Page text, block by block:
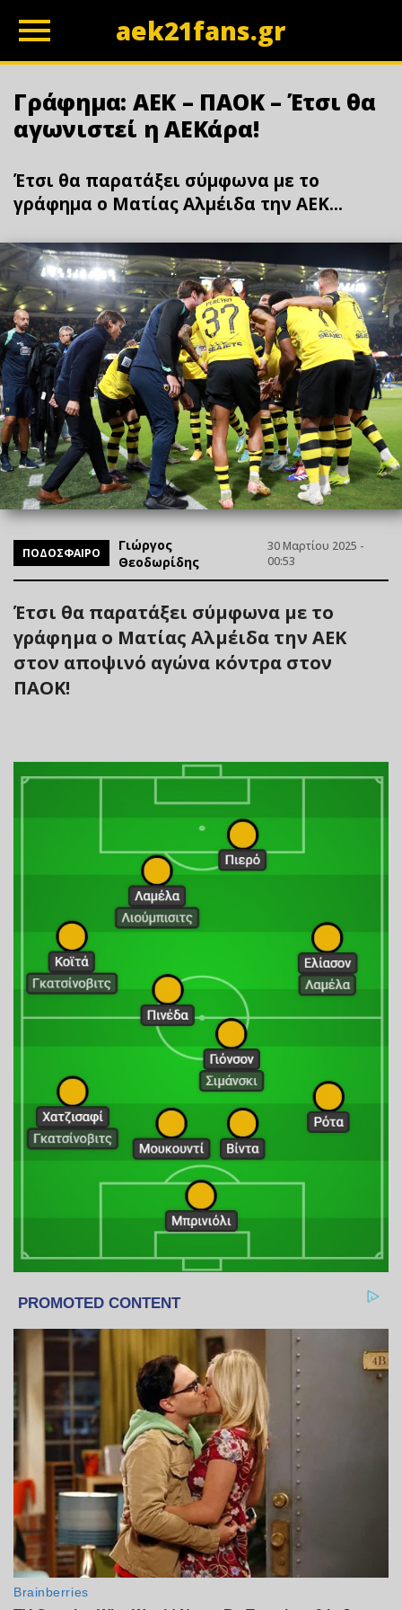
aek21fans.gr
Γράφημα: ΑΕΚ – ΠΑΟΚ – Έτσι θα
αγωνιστεί η ΑΕΚάρα!
Έτσι θα παρατάξει σύμφωνα με το
γράφημα ο Ματίας Αλμέιδα την ΑΕΚ...
ΠΟΔΟΣΦΑΙΡΟ
Γιώργος
Θεοδωρίδης
30 Μαρτίου 2025 -
00:53
Έτσι θα παρατάξει σύμφωνα με το
γράφημα ο Ματίας Αλμέιδα την ΑΕΚ
στον αποψινό αγώνα κόντρα στον
ΠΑΟΚ!